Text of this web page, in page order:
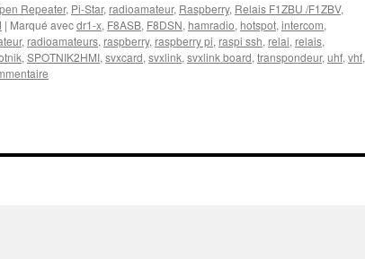
Repeater, Pi-Star, radioamateur, Raspberry, Relais F1ZBU /F1ZBV,
| Marqué avecdr1-x, F8ASB, F8DSN, hamradio, hotspot, intercom,
, radioamateurs, raspberry, raspberry pi, raspi ssh, relai, relais,
, SPOTNIK2HMI, svxcard, svxlink, svxlink board, transpondeur, uhf, vhf,